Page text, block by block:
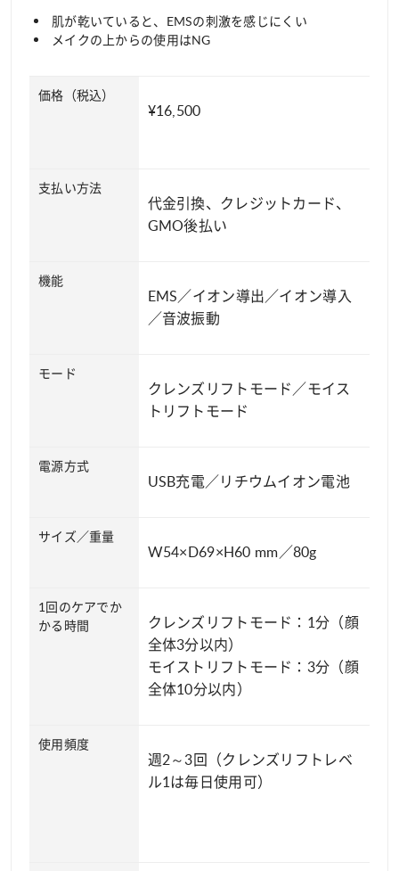
肌が乾いていると、EMSの刺激を感じにくい
メイクの上からの使用はNG
価格（税込）
¥16,500
支払い方法
代金引換、クレジットカード、
GMO後払い
機能
EMS／イオン導出／イオン導入
／音波振動
モード
クレンズリフトモード／モイス
トリフトモード
電源方式
USB充電／リチウムイオン電池
サイズ／重量
W54×D69×H60 mm／80g
1回のケアでか
かる時間
クレンズリフトモード：1分（顔
全体3分以内）
モイストリフトモード：3分（顔
全体10分以内）
使用頻度
週2～3回（クレンズリフトレベ
ル1は毎日使用可）